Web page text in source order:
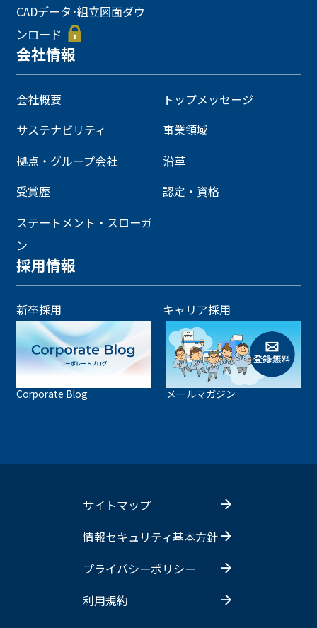
CADデータ･組立図面ダウ
ンロード
会社情報
会社概要
トップメッセージ
サステナビリティ
事業領域
拠点・グループ会社
沿革
受賞歴
認定・資格
ステートメント・スローガ
ン
採用情報
新卒採用 キャリア採用
Corporate Blog メールマガジン
サイトマップ
情報セキュリティ基本方針
プライバシーポリシー
利用規約